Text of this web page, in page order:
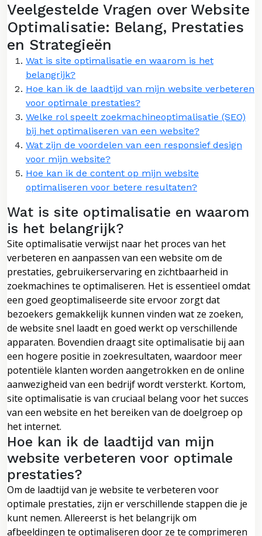
Veelgestelde Vragen over Website
Optimalisatie: Belang, Prestaties
en Strategieën
Wat is site optimalisatie en waarom is het
belangrijk?
Hoe kan ik de laadtijd van mijn website verbeteren
voor optimale prestaties?
Welke rol speelt zoekmachineoptimalisatie (SEO)
bij het optimaliseren van een website?
Wat zijn de voordelen van een responsief design
voor mijn website?
Hoe kan ik de content op mijn website
optimaliseren voor betere resultaten?
Wat is site optimalisatie en waarom
is het belangrijk?
Site optimalisatie verwijst naar het proces van het
verbeteren en aanpassen van een website om de
prestaties, gebruikerservaring en zichtbaarheid in
zoekmachines te optimaliseren. Het is essentieel omdat
een goed geoptimaliseerde site ervoor zorgt dat
bezoekers gemakkelijk kunnen vinden wat ze zoeken,
de website snel laadt en goed werkt op verschillende
apparaten. Bovendien draagt site optimalisatie bij aan
een hogere positie in zoekresultaten, waardoor meer
potentiële klanten worden aangetrokken en de online
aanwezigheid van een bedrijf wordt versterkt. Kortom,
site optimalisatie is van cruciaal belang voor het succes
van een website en het bereiken van de doelgroep op
het internet.
Hoe kan ik de laadtijd van mijn
website verbeteren voor optimale
prestaties?
Om de laadtijd van je website te verbeteren voor
optimale prestaties, zijn er verschillende stappen die je
kunt nemen. Allereerst is het belangrijk om
afbeeldingen te optimaliseren door ze te comprimeren